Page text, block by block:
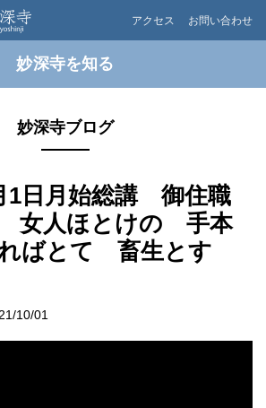
アクセス お問い合わせ
妙深寺を知る
妙深寺ブログ
1日月始総講 御住職
女人ほとけの 手本
ばとて 畜生とす
10/01